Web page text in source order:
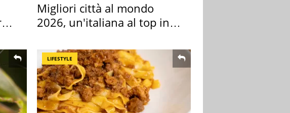
Migliori città al mondo
2026, un'italiana al top in
LIFESTYLE